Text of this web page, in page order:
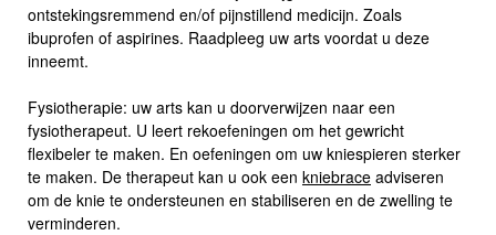
ontstekingsremmend en/of pijnstillend medicijn. Zoals
ibuprofen of aspirines. Raadpleeg uw arts voordat u deze
inneemt.
Fysiotherapie: uw arts kan u doorverwijzen naar een
fysiotherapeut. U leert rekoefeningen om het gewricht
flexibeler te maken. En oefeningen om uw kniespieren sterker
te maken. De therapeut kan u ook een kniebrace adviseren
om de knie te ondersteunen en stabiliseren en de zwelling te
verminderen.